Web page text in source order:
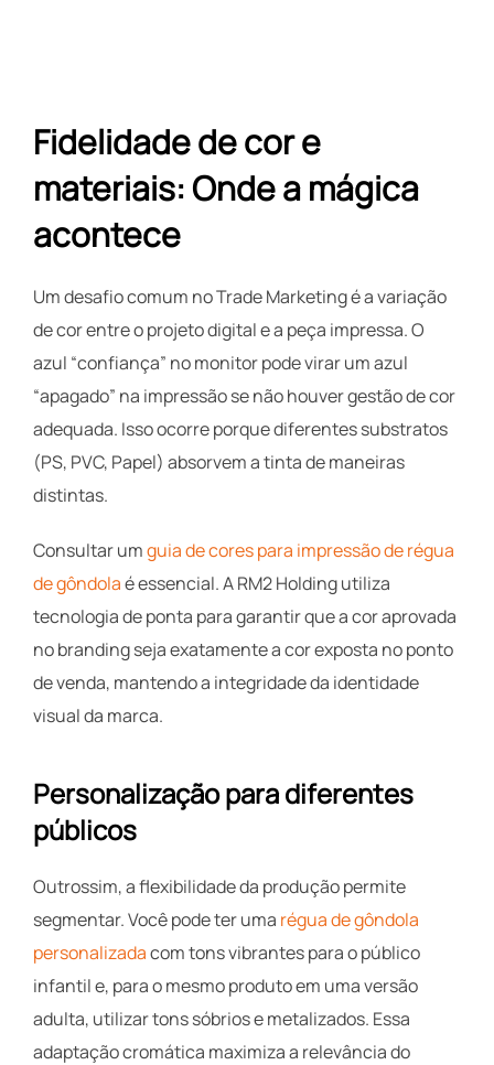
Fidelidade de cor e
materiais: Onde a mágica
acontece
Um desafio comum no Trade Marketing é a variação
de cor entre o projeto digital e a peça impressa. O
azul “confiança” no monitor pode virar um azul
“apagado” na impressão se não houver gestão de cor
adequada. Isso ocorre porque diferentes substratos
(PS, PVC, Papel) absorvem a tinta de maneiras
distintas.
Consultar umguia de cores para impressão de régua
de gôndolaé essencial. A RM2 Holding utiliza
tecnologia de ponta para garantir que a cor aprovada
no branding seja exatamente a cor exposta no ponto
de venda, mantendo a integridade da identidade
visual da marca.
Personalização para diferentes
públicos
Outrossim, a flexibilidade da produção permite
segmentar. Você pode ter uma régua de gôndola
personalizadacom tons vibrantes para o público
infantil e, para o mesmo produto em uma versão
adulta, utilizar tons sóbrios e metalizados. Essa
adaptação cromática maximiza a relevância do